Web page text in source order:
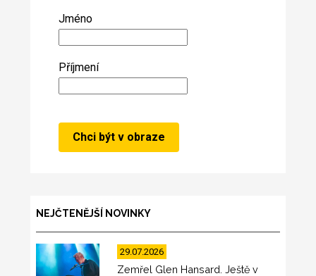
Jméno
Příjmení
NEJČTENĚJŠÍ NOVINKY
29.07.2026
Zemřel Glen Hansard. Ještě v